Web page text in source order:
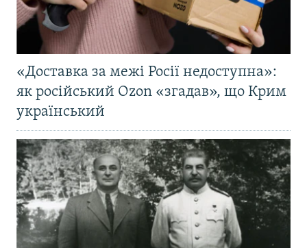
«Доставка за межі Росії недоступна»:
як російський Ozon «згадав», що Крим
український